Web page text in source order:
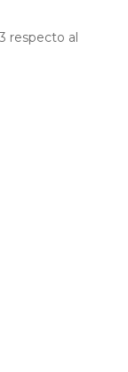
respecto al